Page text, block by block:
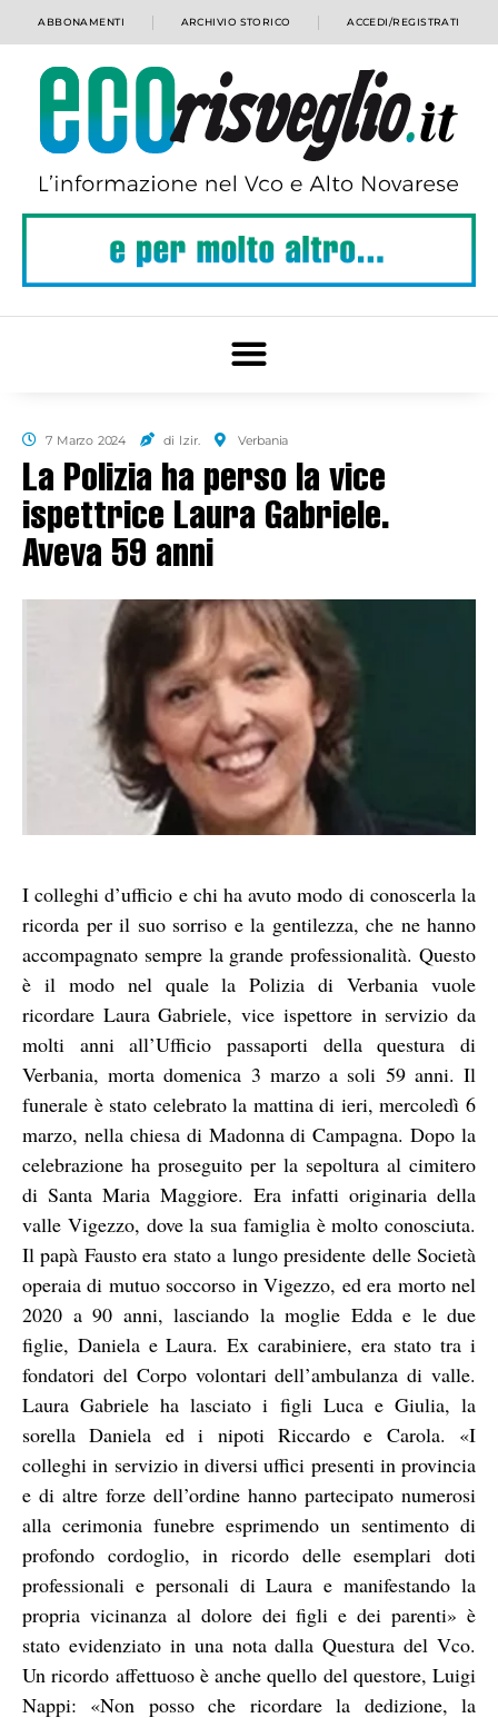
ABBONAMENTI ARCHIVIO STORICO ACCEDI/REGISTRATI
7 Marzo 2024 di l.zir. Verbania
La Polizia ha perso la vice
ispettrice Laura Gabriele.
Aveva 59 anni
I colleghi d’ufficio e chi ha avuto modo di conoscerla la
ricorda per il suo sorriso e la gentilezza, che ne hanno
accompagnato sempre la grande professionalità. Questo
è il modo nel quale la Polizia di Verbania vuole
ricordare Laura Gabriele, vice ispettore in servizio da
molti anni all’Ufficio passaporti della questura di
Verbania, morta domenica 3 marzo a soli 59 anni. Il
funerale è stato celebrato la mattina di ieri, mercoledì 6
marzo, nella chiesa di Madonna di Campagna. Dopo la
celebrazione ha proseguito per la sepoltura al cimitero
di Santa Maria Maggiore. Era infatti originaria della
valle Vigezzo, dove la sua famiglia è molto conosciuta.
Il papà Fausto era stato a lungo presidente delle Società
operaia di mutuo soccorso in Vigezzo, ed era morto nel
2020 a 90 anni, lasciando la moglie Edda e le due
figlie, Daniela e Laura. Ex carabiniere, era stato tra i
fondatori del Corpo volontari dell’ambulanza di valle.
Laura Gabriele ha lasciato i figli Luca e Giulia, la
sorella Daniela ed i nipoti Riccardo e Carola. «I
colleghi in servizio in diversi uffici presenti in provincia
e di altre forze dell’ordine hanno partecipato numerosi
alla cerimonia funebre esprimendo un sentimento di
profondo cordoglio, in ricordo delle esemplari doti
professionali e personali di Laura e manifestando la
propria vicinanza al dolore dei figli e dei parenti» è
stato evidenziato in una nota dalla Questura del Vco.
Un ricordo affettuoso è anche quello del questore, Luigi
Nappi: «Non posso che ricordare la dedizione, la